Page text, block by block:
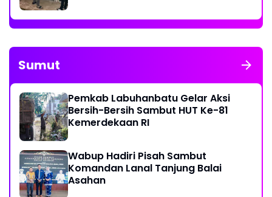
Sumut
Pemkab Labuhanbatu Gelar Aksi
Bersih-Bersih Sambut HUT Ke-81
Kemerdekaan RI
Wabup Hadiri Pisah Sambut
Komandan Lanal Tanjung Balai
Asahan